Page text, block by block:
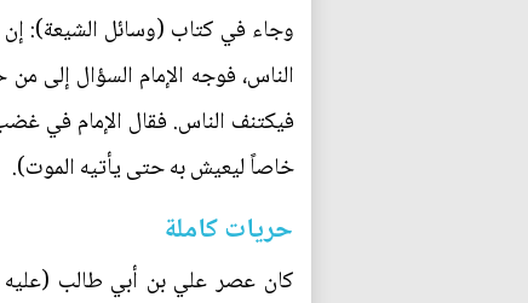
وجاء في كتاب (وسائل الشيعة):
الناس، فوجه الإمام السؤال إلى
فيكتنف الناس. فقال الإمام في
خاصاً ليعيش به حتى يأتيه الموت).
حريات كاملة
كان عصر علي بن أبي طالب (عليه